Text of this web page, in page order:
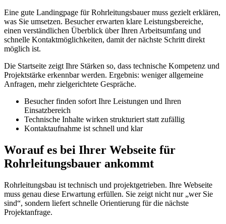
Eine gute Landingpage für Rohrleitungsbauer muss gezielt erklären,
was Sie umsetzen. Besucher erwarten klare Leistungsbereiche,
einen verständlichen Überblick über Ihren Arbeitsumfang und
schnelle Kontaktmöglichkeiten, damit der nächste Schritt direkt
möglich ist.
Die Startseite zeigt Ihre Stärken so, dass technische Kompetenz und
Projektstärke erkennbar werden. Ergebnis: weniger allgemeine
Anfragen, mehr zielgerichtete Gespräche.
Besucher finden sofort Ihre Leistungen und Ihren
Einsatzbereich
Technische Inhalte wirken strukturiert statt zufällig
Kontaktaufnahme ist schnell und klar
Worauf es bei Ihrer Webseite für
Rohrleitungsbauer ankommt
Rohrleitungsbau ist technisch und projektgetrieben. Ihre Webseite
muss genau diese Erwartung erfüllen. Sie zeigt nicht nur „wer Sie
sind“, sondern liefert schnelle Orientierung für die nächste
Projektanfrage.